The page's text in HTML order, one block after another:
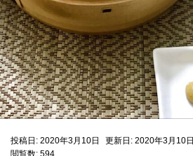
投稿日: 2020年3月10日
更新日: 2020年3月10日
閲覧数: 594